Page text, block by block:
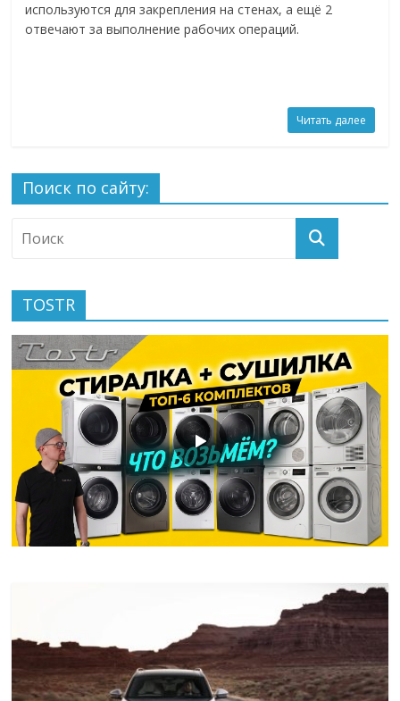
используются для закрепления на стенах, а ещё 2
отвечают за выполнение рабочих операций.
Читать далее
Поиск по сайту:
TOSTR